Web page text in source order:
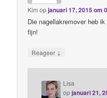
Kim opjanuari 17, 2015 om
Die nagellakremover heb
fijn!
Reageer ↓
Lisa
opjanuari 21,